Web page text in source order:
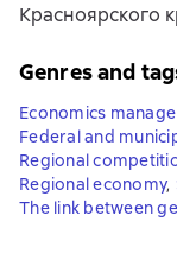
Красноярского
Genres and
Economics
Federal and
Regional
Regional economy,
The link between